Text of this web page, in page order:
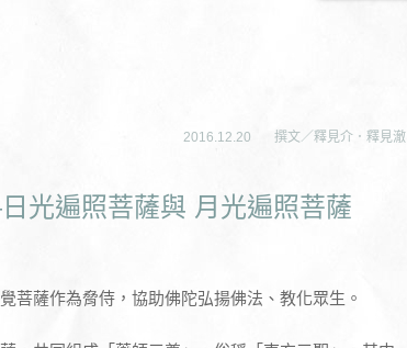
2016.12.20 撰文／釋見介．釋見澈
光遍照菩薩與 月光遍照菩薩
菩薩作為脅侍，協助佛陀弘揚佛法、教化眾生。